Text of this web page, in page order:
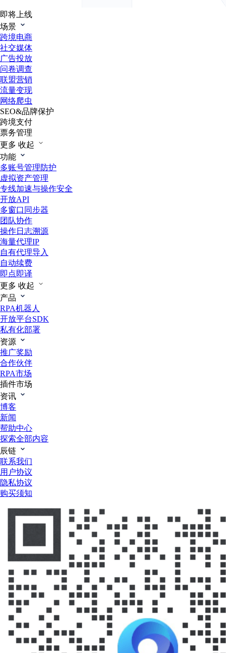
即将上线
场景
跨境电商
社交媒体
广告投放
问卷调查
联盟营销
流量变现
网络爬虫
SEO&品牌保护
跨境支付
票务管理
更多 收起
功能
多账号管理防护
虚拟资产管理
专线加速与操作安全
开放API
多窗口同步器
团队协作
操作日志溯源
海量代理IP
自有代理导入
自动续费
即点即译
更多 收起
产品
RPA机器人
开放平台SDK
私有化部署
资源
推广奖励
合作伙伴
RPA市场
插件市场
资讯
博客
新闻
帮助中心
探索全部内容
辰链
联系我们
用户协议
隐私协议
购买须知